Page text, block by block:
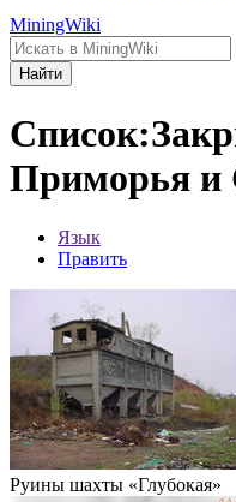
MiningWiki
Найти
Приморья и
Язык
Править
Руины шахты «Глубокая»